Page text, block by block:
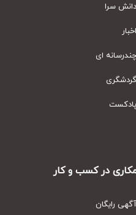
سرا
ای
در کسب و کار
رایگان